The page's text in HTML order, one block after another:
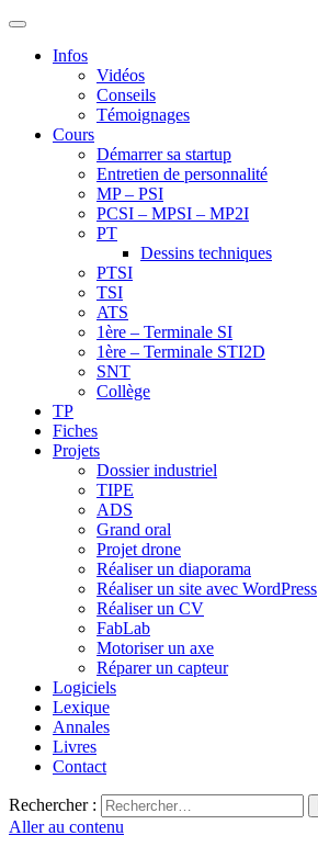
Infos
Vidéos
Conseils
Témoignages
Cours
Démarrer sa startup
Entretien de personnalité
MP – PSI
PCSI – MPSI – MP2I
PT
Dessins techniques
PTSI
TSI
ATS
1ère – Terminale SI
1ère – Terminale STI2D
SNT
Collège
TP
Fiches
Projets
Dossier industriel
TIPE
ADS
Grand oral
Projet drone
Réaliser un diaporama
Réaliser un site avec WordPress
Réaliser un CV
FabLab
Motoriser un axe
Réparer un capteur
Logiciels
Lexique
Annales
Livres
Contact
Rechercher :
Aller au contenu